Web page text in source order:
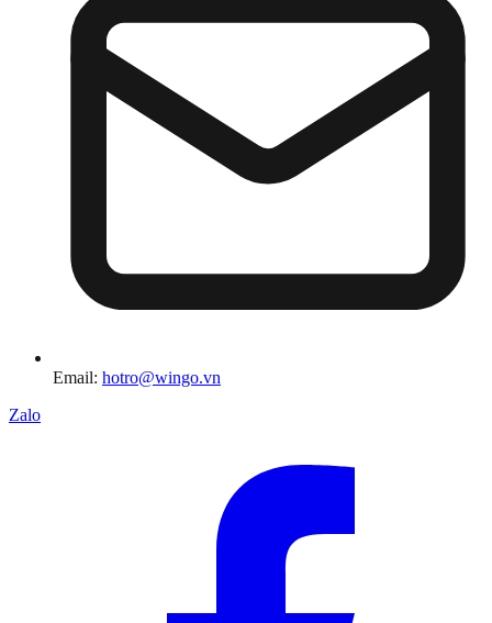
Email: hotro@wingo.vn
Zalo